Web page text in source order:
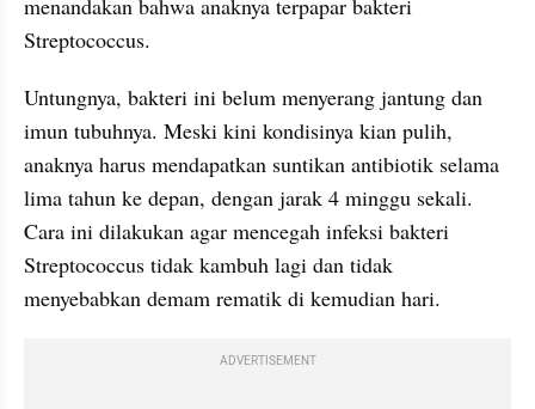
menandakan bahwa anaknya terpapar bakteri
Streptococcus.
Untungnya, bakteri ini belum menyerang jantung dan
imun tubuhnya. Meski kini kondisinya kian pulih,
anaknya harus mendapatkan suntikan antibiotik selama
lima tahun ke depan, dengan jarak 4 minggu sekali.
Cara ini dilakukan agar mencegah infeksi bakteri
Streptococcus tidak kambuh lagi dan tidak
menyebabkan demam rematik di kemudian hari.
ADVERTISEMENT